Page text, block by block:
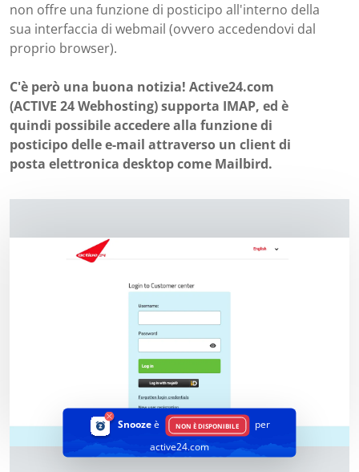
non offre una funzione di posticipo all'interno della
sua interfaccia di webmail (ovvero accedendovi dal
proprio browser).
C'è però una buona notizia! Active24.com
(ACTIVE 24 Webhosting) supporta IMAP, ed è
quindi possibile accedere alla funzione di
posticipo delle e-mail attraverso un client di
posta elettronica desktop come Mailbird.
Snoozeè NON È DISPONIBILE
per
active24.com